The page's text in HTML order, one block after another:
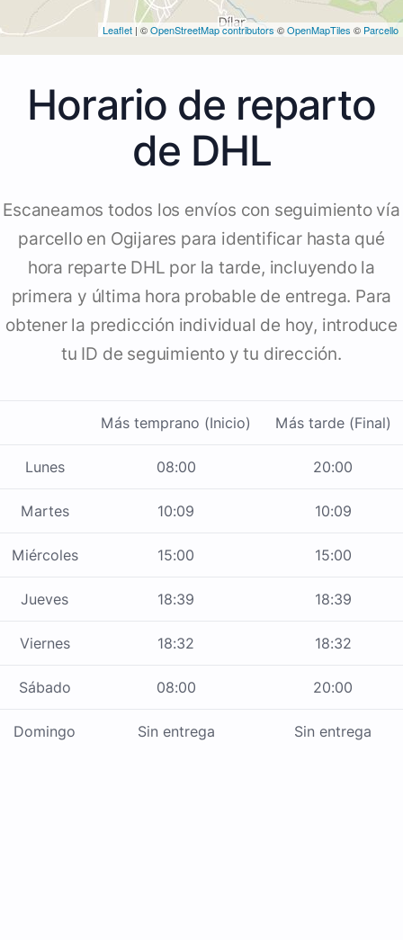
Leaflet | ©OpenStreetMap contributors ©OpenMapTiles © Parcello
Horario de reparto
de DHL
Escaneamos todos los envíos con seguimiento vía
parcello en Ogijares para identificar hasta qué
hora reparte DHL por la tarde, incluyendo la
primera y última hora probable de entrega. Para
obtener la predicción individual de hoy, introduce
tu ID de seguimiento y tu dirección.
Más temprano (Inicio) Más tarde (Final)
Lunes 08:00 20:00
Martes 10:09 10:09
Miércoles 15:00 15:00
Jueves 18:39 18:39
Viernes 18:32 18:32
Sábado 08:00 20:00
Domingo Sin entrega Sin entrega